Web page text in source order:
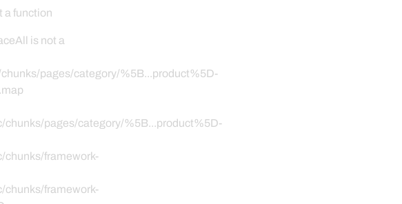
a function
is not a
pages/category/%5B...product%5D-
pages/category/%5B...product%5D-
framework-
framework-